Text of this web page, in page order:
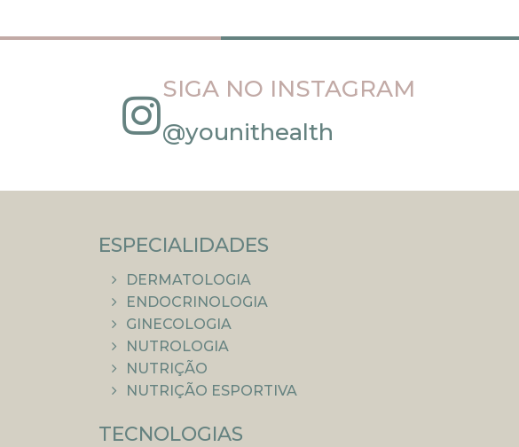
SIGA NO INSTAGRAM
@younithealth
ESPECIALIDADES
DERMATOLOGIA
ENDOCRINOLOGIA
GINECOLOGIA
NUTROLOGIA
NUTRIÇÃO
NUTRIÇÃO ESPORTIVA
TECNOLOGIAS